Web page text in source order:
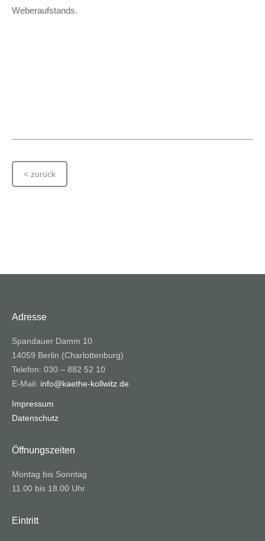
Weberaufstands.
< zurück
Adresse
Spandauer Damm 10
14059 Berlin (Charlottenburg)
Telefon: 030 – 882 52 10
E-Mail: info@kaethe-kollwitz.de
Impressum
Datenschutz
Öffnungszeiten
Montag bis Sonntag
11.00 bis 18.00 Uhr
Eintritt